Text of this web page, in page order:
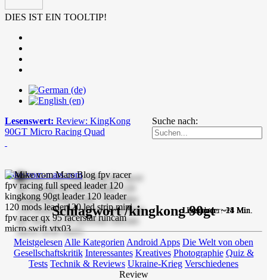
DIES IST EIN TOOLTIP!
Suche nach:
Lesenswert: Review: KingKong
90GT Micro Racing Quad
mike-vom-mars.com
Schlagwort /kingkong 90gt
Meistgelesen Alle Kategorien Android Apps Die Welt von oben
Gesellschaftskritik Interessantes Kreatives Photographie Quiz &
Tests Technik & Reviews Ukraine-Krieg Verschiedenes
Review
Lesedauer: ~21 Min.
Lesedauer: ~4 Min.
Lesedauer: ~14 Min.
Lesedauer: ~18 Min.